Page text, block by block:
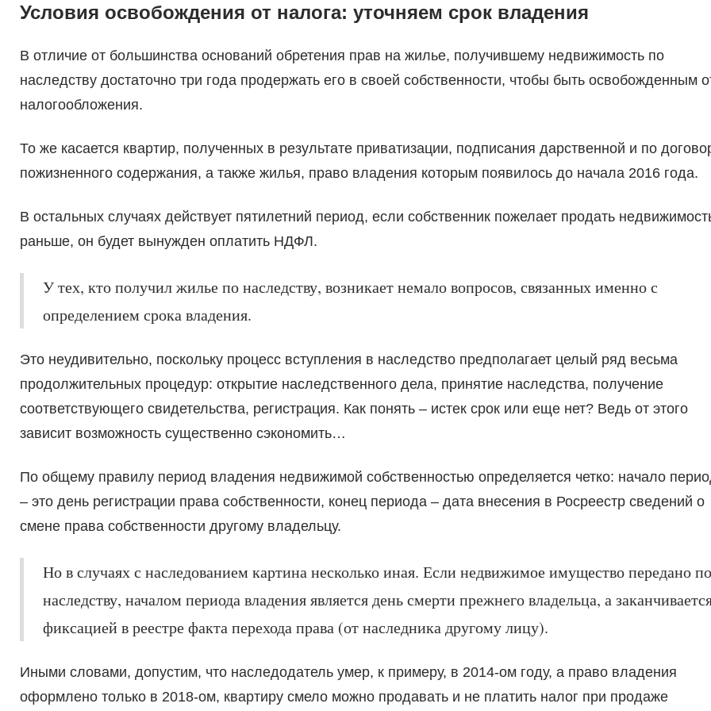
Условия освобождения от налога: уточняем срок владения
В отличие от большинства оснований обретения прав на жилье, получившему недвижимость по
наследству достаточно три года продержать его в своей собственности, чтобы быть освобожденным
налогообложения.
То же касается квартир, полученных в результате приватизации, подписания дарственной и по
пожизненного содержания, а также жилья, право владения которым появилось до начала 2016 года.
В остальных случаях действует пятилетний период, если собственник пожелает продать
раньше, он будет вынужден оплатить НДФЛ.
У тех, кто получил жилье по наследству, возникает немало вопросов, связанных именно с
определением срока владения.
Это неудивительно, поскольку процесс вступления в наследство предполагает целый ряд весьма
продолжительных процедур: открытие наследственного дела, принятие наследства, получение
соответствующего свидетельства, регистрация. Как понять – истек срок или еще нет? Ведь от этого
зависит возможность существенно сэкономить…
По общему правилу период владения недвижимой собственностью определяется четко: начало
– это день регистрации права собственности, конец периода – дата внесения в Росреестр сведений о
смене права собственности другому владельцу.
Но в случаях с наследованием картина несколько иная. Если недвижимое имущество передано по
наследству, началом периода владения является день смерти прежнего владельца, а
фиксацией в реестре факта перехода права (от наследника другому лицу).
Иными словами, допустим, что наследодатель умер, к примеру, в 2014-ом году, а право владения
оформлено только в 2018-ом, квартиру смело можно продавать и не платить налог при продаже